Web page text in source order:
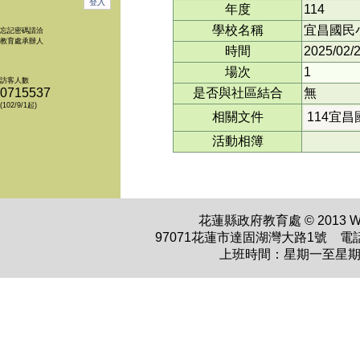
忘記密碼請洽
教育處承辦人
訪客人數
0715537
(102/9/1起)
年度
114
學校名稱
宜昌國民
時間
2025/02/
場次
1
是否與社區結合
無
相關文件
114宜昌
活動相簿
花蓮縣政府教育處 © 2013
97071花蓮市達固湖灣大路1號 電
上班時間：星期一至星